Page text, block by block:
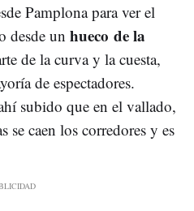
Pamplona para ver el
desde un hueco de la
de la curva y la cuesta,
de espectadores.
subido que en el vallado,
se caen los corredores y es